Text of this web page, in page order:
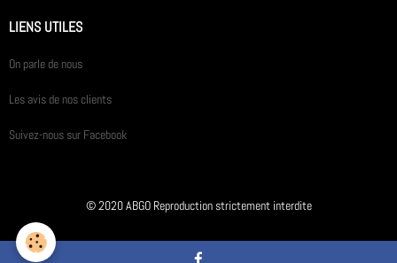
LIENS UTILES
On parle de nous
Les avis de nos clients
Suivez-nous sur Facebook
© 2020 ABGO Reproduction strictement interdite